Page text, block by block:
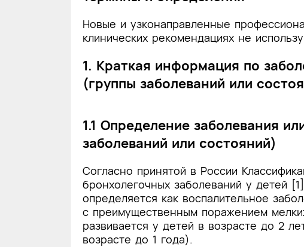
Новые и узконаправленные
клинических рекомендациях не
1. Краткая информация по
(группы заболеваний или
1.1 Определение заболевания
заболеваний или состояний)
Согласно принятой в России
бронхолегочных заболеваний у детей [1]
определяется как воспалительное
с преимущественным поражением
развивается у детей в возрасте до 2
возрасте до 1 года).